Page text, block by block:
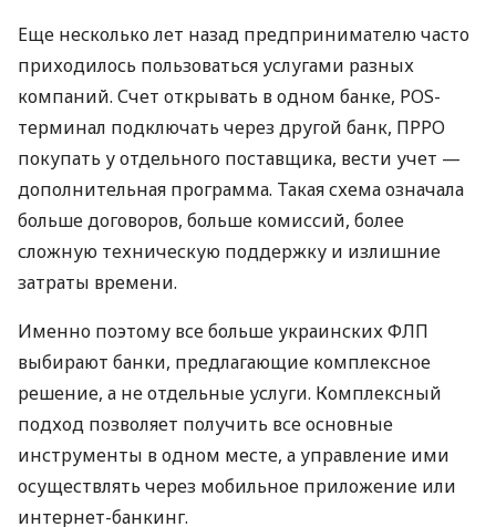
Еще несколько лет назад предпринимателю часто
приходилось пользоваться услугами разных
компаний. Счет открывать в одном банке, POS-
терминал подключать через другой банк, ПРРО
покупать у отдельного поставщика, вести учет —
дополнительная программа. Такая схема означала
больше договоров, больше комиссий, более
сложную техническую поддержку и излишние
затраты времени.
Именно поэтому все больше украинских ФЛП
выбирают банки, предлагающие комплексное
решение, а не отдельные услуги. Комплексный
подход позволяет получить все основные
инструменты в одном месте, а управление ими
осуществлять через мобильное приложение или
интернет-банкинг.